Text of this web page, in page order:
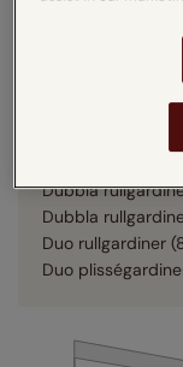
63–65 mm
25 mm
50 mm
Hissgardiner (50
Lamellgardiner
Rullgardiner för
Dubbla
Dubbla
Duo rullgardiner
Duo